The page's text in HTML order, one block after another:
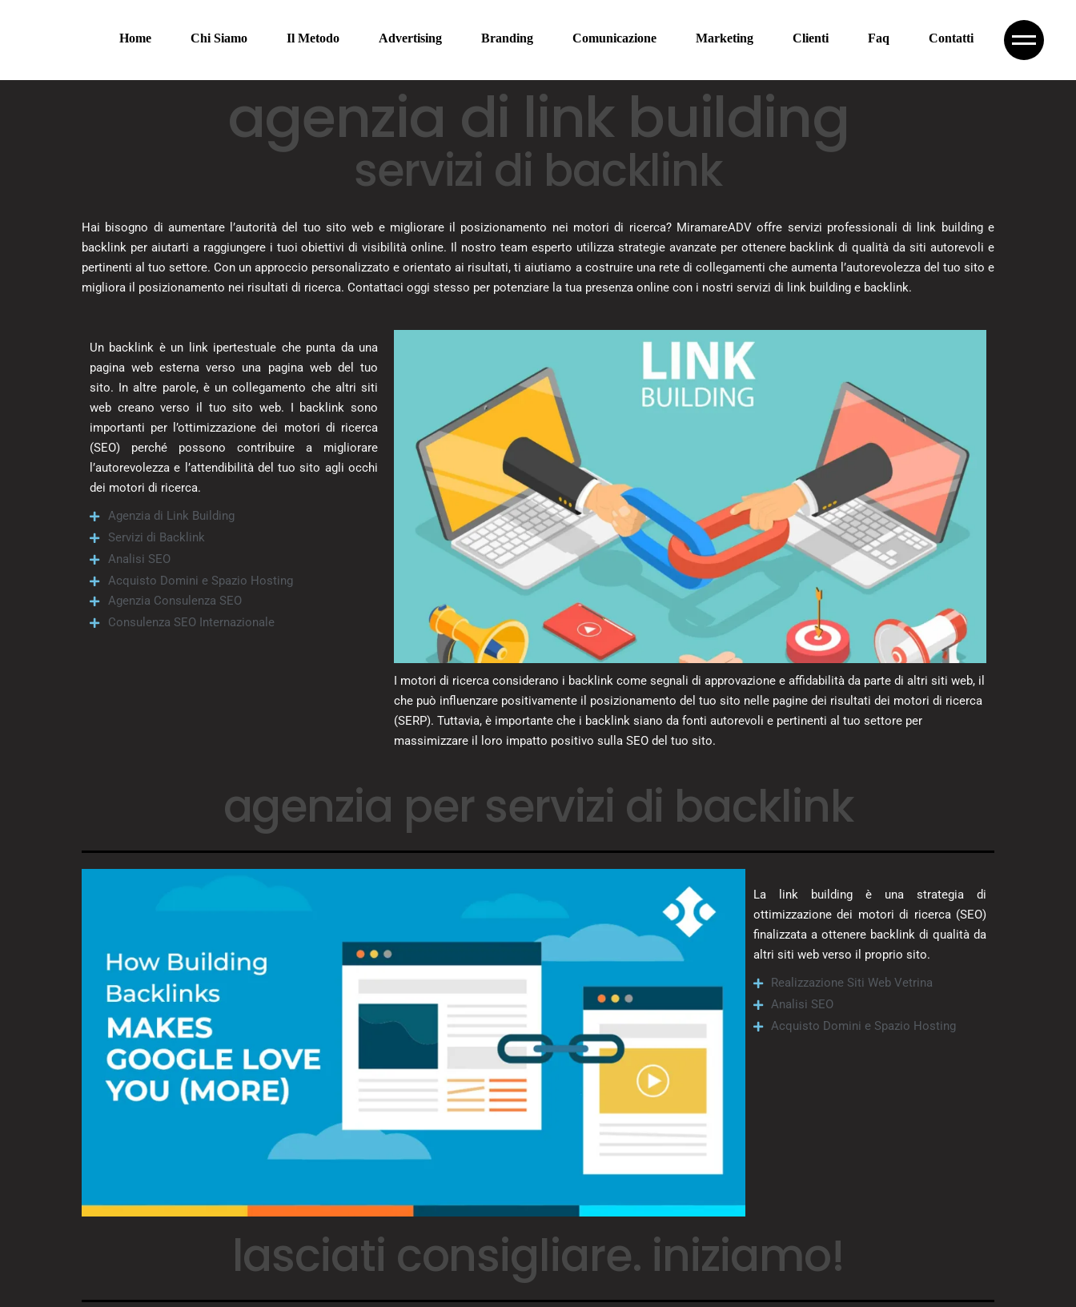
Home Chi Siamo
evoluzione digitale
storia miramare film
Il Metodo Advertising
gestione grandi eventi
produzioni video
stampa – allestimenti –
insegne
Branding
servizi fotografici
Comunicazione Marketing
campagne advertising
consulenza marketing
social media marketing
Clienti Faq Contatti
agenzia di link building
servizi di backlink
Hai bisogno di aumentare l’autorità del tuo sito web e migliorare il posizionamento nei motori di ricerca? MiramareADV offre servizi professionali di link building e
backlink per aiutarti a raggiungere i tuoi obiettivi di visibilità online. Il nostro team esperto utilizza strategie avanzate per ottenere backlink di qualità da siti autorevoli e
pertinenti al tuo settore. Con un approccio personalizzato e orientato ai risultati, ti aiutiamo a costruire una rete di collegamenti che aumenta l’autorevolezza del tuo sito e
migliora il posizionamento nei risultati di ricerca. Contattaci oggi stesso per potenziare la tua presenza online con i nostri servizi di link building e backlink.
Un backlink è un link ipertestuale che punta da una
pagina web esterna verso una pagina web del tuo
sito. In altre parole, è un collegamento che altri siti
web creano verso il tuo sito web. I backlink sono
importanti per l’ottimizzazione dei motori di ricerca
(SEO) perché possono contribuire a migliorare
l’autorevolezza e l’attendibilità del tuo sito agli occhi
dei motori di ricerca.
Agenzia di Link Building
Servizi di Backlink
Analisi SEO
Acquisto Domini e Spazio Hosting
Agenzia Consulenza SEO
Consulenza SEO Internazionale
I motori di ricerca considerano i backlink come segnali di approvazione e affidabilità da parte di altri siti web, il
che può influenzare positivamente il posizionamento del tuo sito nelle pagine dei risultati dei motori di ricerca
(SERP). Tuttavia, è importante che i backlink siano da fonti autorevoli e pertinenti al tuo settore per
massimizzare il loro impatto positivo sulla SEO del tuo sito.
agenzia per servizi di backlink
La link building è una strategia di
ottimizzazione dei motori di ricerca (SEO)
finalizzata a ottenere backlink di qualità da
altri siti web verso il proprio sito.
Realizzazione Siti Web Vetrina
Analisi SEO
Acquisto Domini e Spazio Hosting
lasciati consigliare. iniziamo!